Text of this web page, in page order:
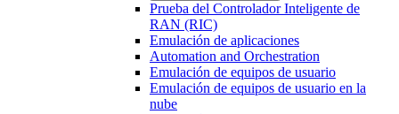
Prueba del Controlador Inteligente de
RAN (RIC)
Emulación de aplicaciones
Automation and Orchestration
Emulación de equipos de usuario
Emulación de equipos de usuario en la
nube